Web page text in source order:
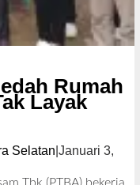
Rumah
Layak
Selatan Januari 3,